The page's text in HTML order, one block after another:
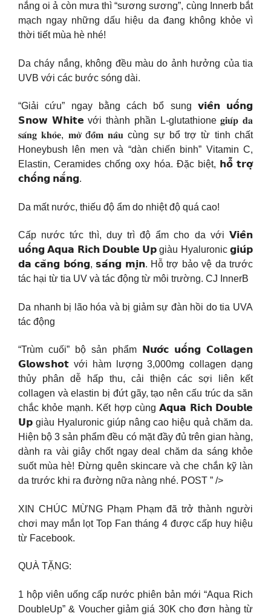
nắng oi ả còn mưa thì “sương sương”, cùng Innerb bắt
mạch ngay những dấu hiệu da đang không khỏe vì
thời tiết mùa hè nhé!
Da cháy nắng, không đều màu do ảnh hưởng của tia
UVB với các bước sóng dài.
“Giải cứu” ngay bằng cách bổ sung 𝘃𝗶𝗲̂𝗻 𝘂𝗼̂́𝗻𝗴
𝗦𝗻𝗼𝘄 𝗪𝗵𝗶𝘁𝗲 với thành phần L-glutathione 𝐠𝐢𝐮́𝐩 𝐝𝐚
𝐬𝐚́𝐧𝐠 𝐤𝐡𝐨̉𝐞, 𝐦𝐨̛̀ đ𝐨̂́𝐦 𝐧𝐚̂𝐮 cùng sự bổ trợ từ tinh chất
Honeybush lên men và “dàn chiến binh” Vitamin C,
Elastin, Ceramides chống oxy hóa. Đặc biệt, 𝗵𝗼̂̃ 𝘁𝗿𝗼̛̣
𝗰𝗵𝗼̂́𝗻𝗴 𝗻𝗮̆́𝗻𝗴.
Da mất nước, thiếu độ ẩm do nhiệt độ quá cao!
Cấp nước tức thì, duy trì độ ẩm cho da với 𝗩𝗶𝗲̂𝗻
𝘂𝗼̂́𝗻𝗴 𝗔𝗾𝘂𝗮 𝗥𝗶𝗰𝗵 𝗗𝗼𝘂𝗯𝗹𝗲 𝗨𝗽 giàu Hyaluronic 𝗴𝗶𝘂́𝗽
𝗱𝗮 𝗰𝗮̆𝗻𝗴 𝗯𝗼́𝗻𝗴, 𝘀𝗮́𝗻𝗴 𝗺𝗶̣𝗻. Hỗ trợ bảo vệ da trước
tác hại từ tia UV và tác động từ môi trường. CJ InnerB
Da nhanh bị lão hóa và bị giảm sự đàn hồi do tia UVA
tác động
“Trùm cuối” bộ sản phẩm 𝗡𝘂̛𝗼̛́𝗰 𝘂𝗼̂́𝗻𝗴 𝗖𝗼𝗹𝗹𝗮𝗴𝗲𝗻
𝗚𝗹𝗼𝘄𝘀𝗵𝗼𝘁 với hàm lượng 3,000mg collagen dạng
thủy phân dễ hấp thu, cải thiện các sợi liên kết
collagen và elastin bị đứt gãy, tạo nên cấu trúc da săn
chắc khỏe mạnh. Kết hợp cùng 𝗔𝗾𝘂𝗮 𝗥𝗶𝗰𝗵 𝗗𝗼𝘂𝗯𝗹𝗲
𝗨𝗽 giàu Hyaluronic giúp nâng cao hiệu quả chăm da.
Hiện bộ 3 sản phẩm đều có mặt đầy đủ trên gian hàng,
dành ra vài giây chốt ngay deal chăm da sáng khỏe
suốt mùa hè! Đừng quên skincare và che chắn kỹ làn
da trước khi ra đường nữa nàng nhé. ️POST ” />
XIN CHÚC MỪNG Phạm Phạm đã trở thành người
chơi may mắn lọt Top Fan tháng 4 được cấp huy hiệu
từ Facebook.
QUÀ TẶNG:
1 hộp viên uống cấp nước phiên bản mới “Aqua Rich
DoubleUp” & Voucher giảm giá 30K cho đơn hàng từ